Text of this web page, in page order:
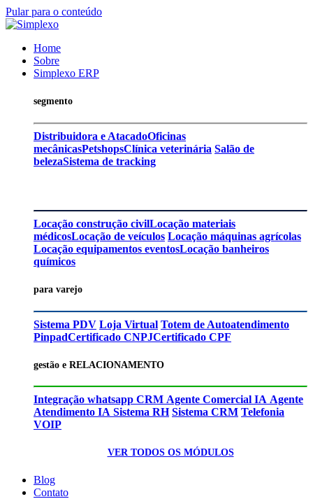
Pular para o conteúdo
Home
Sobre
Simplexo ERP
segmento
Distribuidora e AtacadoOficinas
mecânicasPetshopsClínica veterinária Salão de
belezaSistema de tracking
Locação construção civilLocação materiais
médicosLocação de veículos Locação máquinas agrícolas
Locação equipamentos eventosLocação banheiros
químicos
para varejo
Sistema PDV Loja Virtual Totem de Autoatendimento
PinpadCertificado CNPJCertificado CPF
gestão e RELACIONAMENTO
Integração whatsapp CRM Agente Comercial IA Agente
Atendimento IA Sistema RH Sistema CRM Telefonia
VOIP
VER TODOS OS MÓDULOS
Blog
Contato